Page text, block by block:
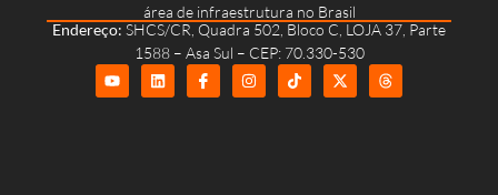
área de infraestrutura no Brasil
Endereço: SHCS/CR, Quadra 502, Bloco C, LOJA 37, Parte
1588 – Asa Sul – CEP: 70.330-530